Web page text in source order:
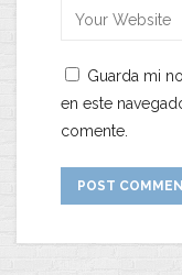
Guarda mi
en este
comente.